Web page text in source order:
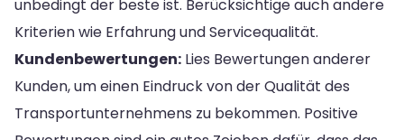
unbedingt der beste ist. Berücksichtige auch andere
Kriterien wie Erfahrung und Servicequalität.
Kundenbewertungen: Lies Bewertungen anderer
Kunden, um einen Eindruck von der Qualität des
Transportunternehmens zu bekommen. Positive